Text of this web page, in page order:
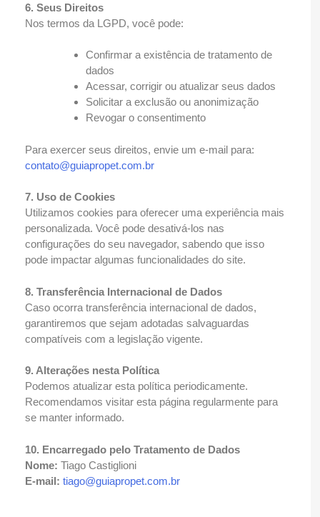
6. Seus Direitos
Nos termos da LGPD, você pode:
Confirmar a existência de tratamento de
dados
Acessar, corrigir ou atualizar seus dados
Solicitar a exclusão ou anonimização
Revogar o consentimento
Para exercer seus direitos, envie um e-mail para:
contato@guiapropet.com.br
7. Uso de Cookies
Utilizamos cookies para oferecer uma experiência mais
personalizada. Você pode desativá-los nas
configurações do seu navegador, sabendo que isso
pode impactar algumas funcionalidades do site.
8. Transferência Internacional de Dados
Caso ocorra transferência internacional de dados,
garantiremos que sejam adotadas salvaguardas
compatíveis com a legislação vigente.
9. Alterações nesta Política
Podemos atualizar esta política periodicamente.
Recomendamos visitar esta página regularmente para
se manter informado.
10. Encarregado pelo Tratamento de Dados
Nome: Tiago Castiglioni
E-mail: tiago@guiapropet.com.br